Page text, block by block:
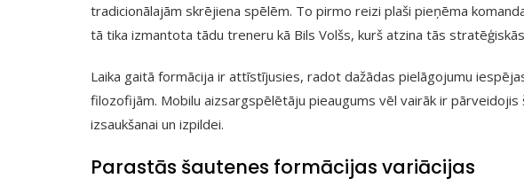
tradicionālajām skrējiena spēlēm. To pirmo reizi plaši pieņēma
tā tika izmantota tādu treneru kā Bils Volšs, kurš atzina tās
Laika gaitā formācija ir attīstījusies, radot dažādas pielāgojumu
filozofijām. Mobilu aizsargspēlētāju pieaugums vēl vairāk ir pārveidojis
izsaukšanai un izpildei.
Parastās šautenes formācijas variācijas